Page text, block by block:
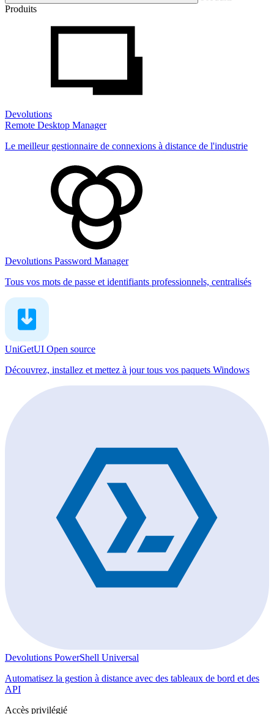
Produits
Devolutions
Remote Desktop Manager
Le meilleur gestionnaire de connexions à distance de l'industrie
Devolutions Password Manager
Tous vos mots de passe et identifiants professionnels, centralisés
UniGetUI Open source
Découvrez, installez et mettez à jour tous vos paquets Windows
Devolutions PowerShell Universal
Automatisez la gestion à distance avec des tableaux de bord et des
API
Accès privilégié